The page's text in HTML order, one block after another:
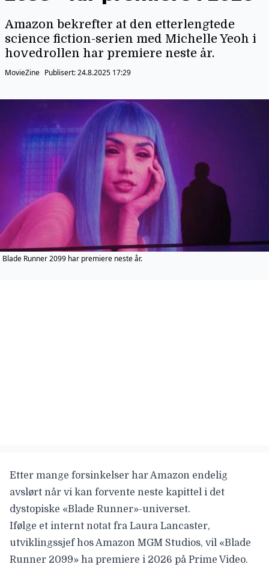
Amazon bekrefter at den etterlengtede
science fiction-serien med Michelle Yeoh i
hovedrollen har premiere neste år.
MovieZine Publisert:24.8.2025 17:29
Blade Runner 2099 har premiere neste år.
Etter mange forsinkelser har Amazon endelig
avslørt når vi kan forvente neste kapittel i det
dystopiske «Blade Runner»-universet.
Ifølge et internt notat fra Laura Lancaster,
utviklingssjef hos Amazon MGM Studios, vil «Blade
Runner 2099» ha premiere i 2026 på Prime Video.